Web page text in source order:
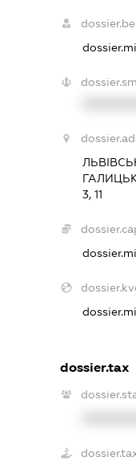
3, 11
dossier.tax